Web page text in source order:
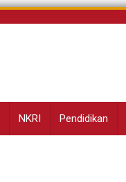
NKRI Pendidikan